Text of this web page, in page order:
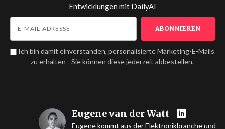
Entwicklungen mit DailyAI
Ich bin damit einverstanden, personalisierte Marketing-E-Mails
zu erhalten - Sie können diese jederzeit abbestellen.
Eugene van der Watt
Eugene kommt aus der Elektronikbranche und